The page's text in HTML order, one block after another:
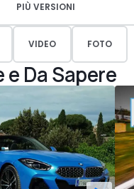
PIÙ VERSIONI
VIDEO FOTO
Da Sapere